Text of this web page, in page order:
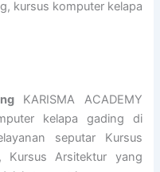
kursus komputer kelapa
KARISMA ACADEMY
kelapa gading di
seputar Kursus
Kursus Arsitektur yang